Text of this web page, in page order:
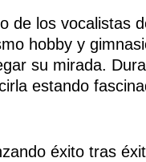
de los vocalistas
hobby y
su mirada.
estando
éxito tras